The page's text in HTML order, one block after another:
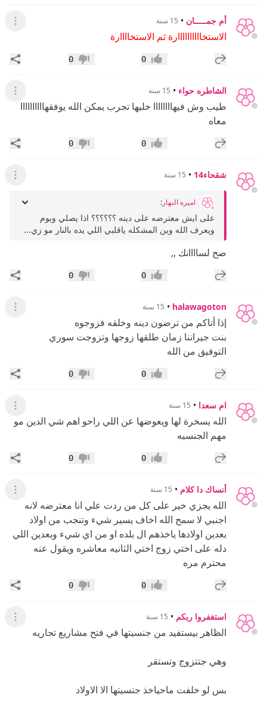
أم جمـــــان • 15 سنة عرض
الاستخاااااااااارة ثم الاستخاااارة
إضافة رد جديد إعجاب0 عدم إعجاب
0
الشاطره حواء • 15 سنة عرض
طيب وش فيهاااااااا خليها تجرب يمكن الله يوفقهاااااااااا
معاه
إضافة رد جديد إعجاب0 عدم إعجاب
0
شقحاء14 • 15 سنة عرض
اميره النهار:
على ايش معترضه على دينه ؟؟؟؟؟؟ اذا يصلي ويوم
ويعرف الله وين المشكله ياقلبي اللي يده بالنار مو زي...
صح لساااانك ,,
إضافة رد جديد إعجاب0 عدم إعجاب
0
halawagoton
• 15 سنة عرض
إذا أتاكم من ترضون دينه وخلقه فزوجوه
بنت جيراننا زمان طلقها زوجها وتزوجت سوري
التوفيق من الله
إضافة رد جديد إعجاب0 عدم إعجاب
0
ام سعدا • 15 سنة عرض
الله يسخرة لها ويعوضها عن اللي راحو اهم شي الدين مو
مهم الجنسيه
إضافة رد جديد إعجاب0 عدم إعجاب
0
أنساك دا كلام • 15 سنة عرض
الله يجزي خير على كل من ردت علي انا معترضه لانه
اجنبي لا سمح الله اخاف يسير شيء وتنجب من اولاد
بعدين اولادها ياخذهم ال بلده او من اي شيء وبعدين اللي
دله على اختي زوج اختي الثانيه معاشره ويقول عنه
محترم مره
إضافة رد جديد إعجاب0 عدم إعجاب
0
استغفروا ربكم • 15 سنة عرض
الظاهر بيستفيد من جنسيتها في فتح مشاريع تجاريه
وهي جتتزوج وتستقر
بس لو خلفت ماحياخذ جنسيتها الا الاولاد